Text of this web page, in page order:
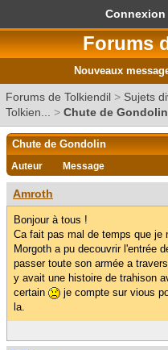
Connexion
Forums
Nouveaux
Forums de Tolkiendil > Sujets
Tolkien...
> Chute de Gondolin
Chute de Gondolin
Auteur Message
Amroth
Bonjour à tous !
Ca fait pas mal de temps que je
Morgoth a pu decouvrir l'entrée
passer toute son armée a
y avait une histoire de trahison
certain
je compte sur vious
la.